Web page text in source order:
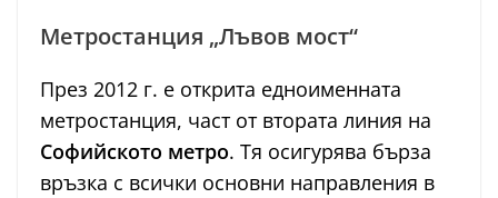
Метростанция „Лъвов мост“
През 2012 г. е открита едноименната
метростанция, част от втората линия на
Софийското метро. Тя осигурява бърза
връзка с всички основни направления в